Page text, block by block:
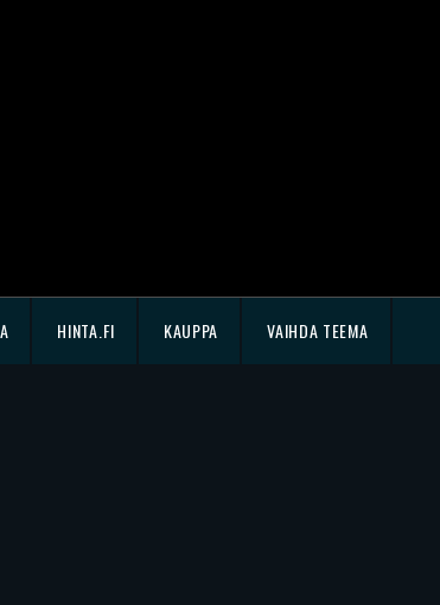
HINTA.FI KAUPPA VAIHDA TEEMA